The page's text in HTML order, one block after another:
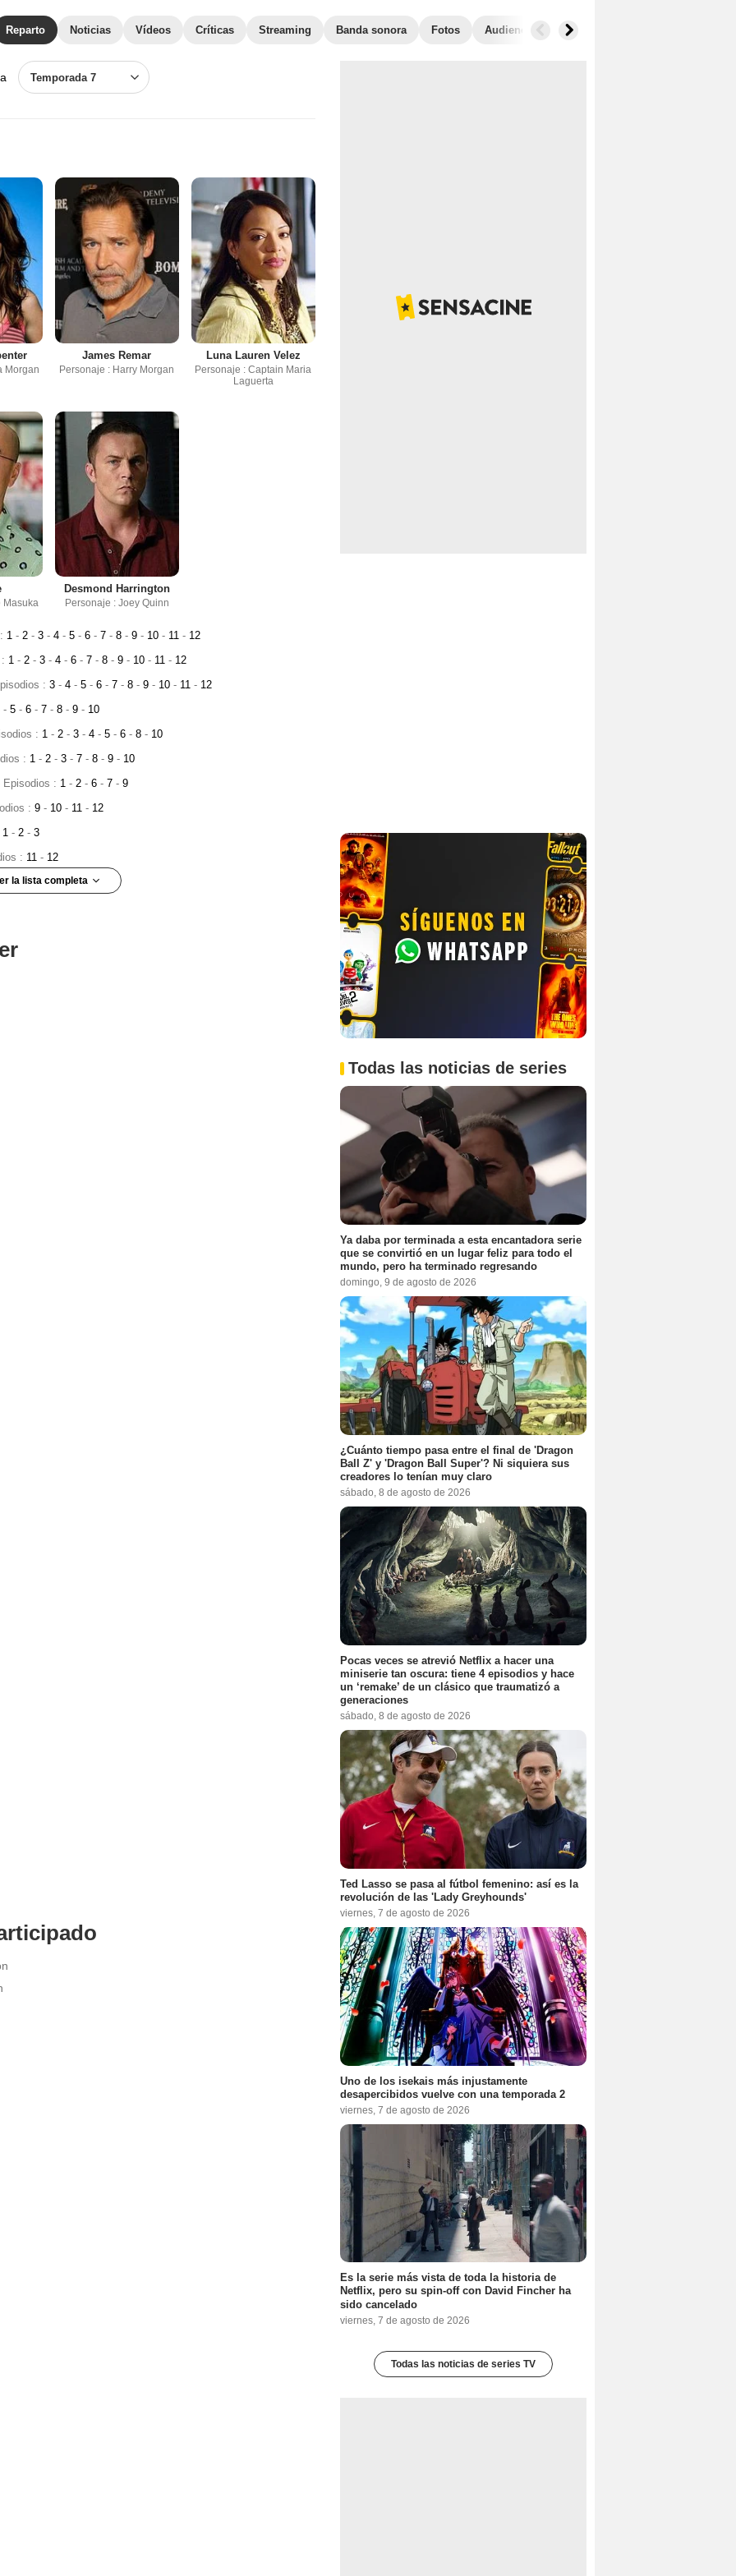
Reparto Noticias Vídeos Críticas Streaming Banda sonora Fotos Audiencias
Temporada 7
Morgan
James Remar
Personaje : Harry Morgan
Luna Lauren Velez
Personaje : Captain Maria
Laguerta
Masuka
Desmond Harrington
Personaje : Joey Quinn
1 - 2 - 3 - 4 - 5 - 6 - 7 - 8 - 9 - 10 - 11 - 12
1 - 2 - 3 - 4 - 6 - 7 - 8 - 9 - 10 - 11 - 12
: 3 - 4 - 5 - 6 - 7 - 8 - 9 - 10 - 11 - 12
- 5 - 6 - 7 - 8 - 9 - 10
: 1 - 2 - 3 - 4 - 5 - 6 - 8 - 10
: 1 - 2 - 3 - 7 - 8 - 9 - 10
Episodios : 1 - 2 - 6 - 7 - 9
: 9 - 10 - 11 - 12
1 - 2 - 3
: 11 - 12
la lista completa
:6
Todas las noticias de series
Ya daba por terminada a esta encantadora serie
que se convirtió en un lugar feliz para todo el
mundo, pero ha terminado regresando
domingo, 9 de agosto de 2026
¿Cuánto tiempo pasa entre el final de 'Dragon
Ball Z' y 'Dragon Ball Super'? Ni siquiera sus
creadores lo tenían muy claro
sábado, 8 de agosto de 2026
Pocas veces se atrevió Netflix a hacer una
miniserie tan oscura: tiene 4 episodios y hace
un ‘remake’ de un clásico que traumatizó a
generaciones
sábado, 8 de agosto de 2026
Ted Lasso se pasa al fútbol femenino: así es la
revolución de las 'Lady Greyhounds'
viernes, 7 de agosto de 2026
Uno de los isekais más injustamente
desapercibidos vuelve con una temporada 2
viernes, 7 de agosto de 2026
Es la serie más vista de toda la historia de
Netflix, pero su spin-off con David Fincher ha
sido cancelado
viernes, 7 de agosto de 2026
Todas las noticias de series TV